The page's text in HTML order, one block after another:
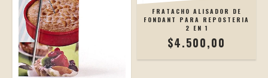
FRATACHO ALISADOR DE
FONDANT PARA REPOSTERIA
2 EN 1
$4.500,00